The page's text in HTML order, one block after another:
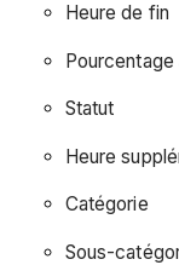
Heure de fin
Pourcentage
Statut
Heure
Catégorie
Sous-